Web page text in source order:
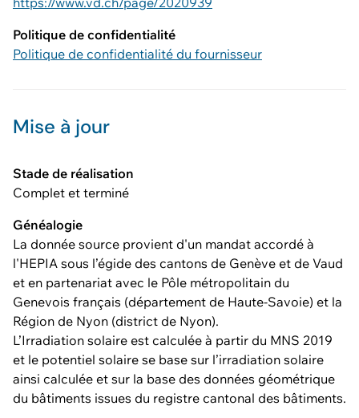
Politique de confidentialité
Politique de confidentialité du fournisseur
Mise à jour
Stade de réalisation
Complet et terminé
Généalogie
La donnée source provient d'un mandat accordé à
l'HEPIA sous l’égide des cantons de Genève et de Vaud
et en partenariat avec le Pôle métropolitain du
Genevois français (département de Haute-Savoie) et la
Région de Nyon (district de Nyon).
L’Irradiation solaire est calculée à partir du MNS 2019
et le potentiel solaire se base sur l’irradiation solaire
ainsi calculée et sur la base des données géométrique
du bâtiments issues du registre cantonal des bâtiments.